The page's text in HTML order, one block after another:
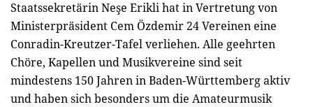
Staatssekretärin Neşe Erikli hat in Vertretung von
Ministerpräsident Cem Özdemir 24 Vereinen eine
Conradin-Kreutzer-Tafel verliehen. Alle geehrten
Chöre, Kapellen und Musikvereine sind seit
mindestens 150 Jahren in Baden-Württemberg aktiv
und haben sich besonders um die Amateurmusik